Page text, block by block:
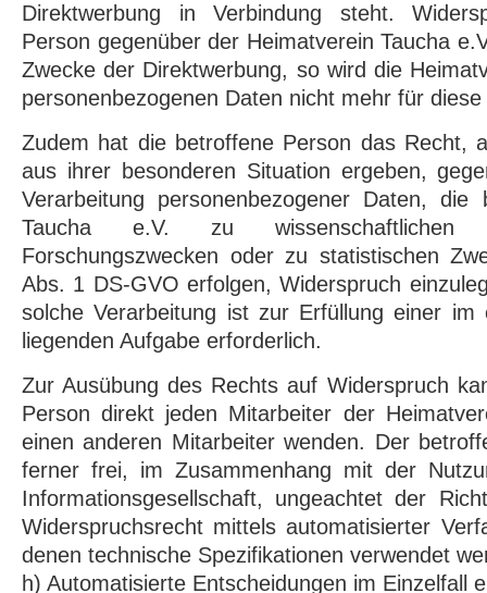
Direktwerbung in Verbindung steht.
Person gegenüber der Heimatverein Taucha
Zwecke der Direktwerbung, so wird die
personenbezogenen Daten nicht mehr für
Zudem hat die betroffene Person das Recht,
aus ihrer besonderen Situation ergeben,
Verarbeitung personenbezogener Daten, die
Taucha e.V. zu wissenschaftlichen
Forschungszwecken oder zu statistischen
Abs. 1 DS-GVO erfolgen, Widerspruch
solche Verarbeitung ist zur Erfüllung einer im
liegenden Aufgabe erforderlich.
Zur Ausübung des Rechts auf Widerspruch
Person direkt jeden Mitarbeiter der
einen anderen Mitarbeiter wenden. Der
ferner frei, im Zusammenhang mit der
Informationsgesellschaft, ungeachtet der
Widerspruchsrecht mittels automatisierter
denen technische Spezifikationen verwendet
h) Automatisierte Entscheidungen im Einzelfall